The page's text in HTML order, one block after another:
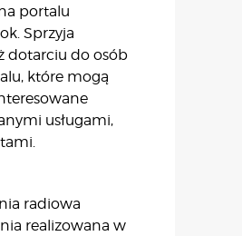
portalu
Sprzyja
dotarciu do osób
które mogą
usługami,
radiowa
realizowana w